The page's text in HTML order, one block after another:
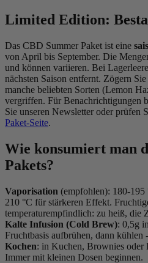
Limited Edition:
Das CBD Summer Paket ist eine
von April bis September. Die
und können variieren. Bei
nächsten Saison entfernt. Zögern
manche beliebten Sorten (Lemon
vergriffen. Für Benachrichtigungen
Sie unseren Newsletter oder prüfen
Paket-Seite.
Wie konsumiert man
Pakets?
Vaporisation (empfohlen): 180-
210 °C für stärkeren Effekt.
temperaturempfindlich: zu heiß, die
Kalte Infusion (Cold Brew): 0,5g
Fruchtbasis aufbrühen, dann kühlen
Kochen: in Kuchen, Brownies oder
Immer mit kleinen Dosen beginnen.